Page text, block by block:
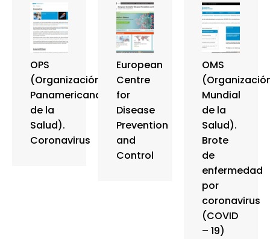
OPS
(Organización
Panamericana
de la
Salud).
Coronavirus
European
Centre
for
Disease
Prevention
and
Control
OMS
Mundial
de la
Salud).
Brote
de
enfermedad
por
coronavirus
(COVID
– 19)